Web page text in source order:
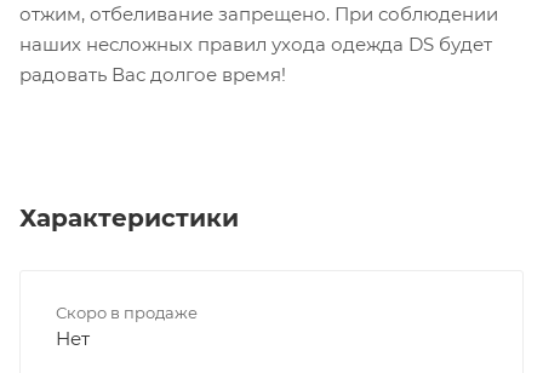
отжим, отбеливание запрещено. При соблюдении
наших несложных правил ухода одежда DS будет
радовать Вас долгое время!
Характеристики
Скоро в продаже
Нет